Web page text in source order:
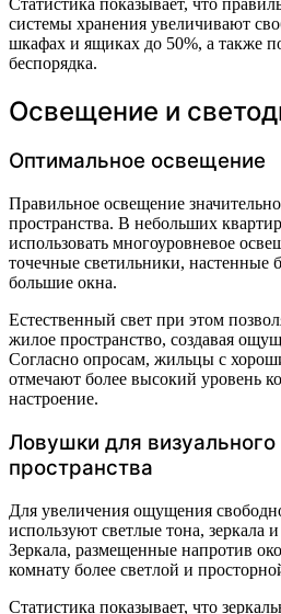
системы хранения увеличивают
шкафах и ящиках до 50%, а также
беспорядка.
Освещение и
Оптимальное освещение
Правильное освещение
пространства. В небольших
использовать многоуровневое
точечные светильники, настенные
большие окна.
Естественный свет при этом
жилое пространство, создавая
Согласно опросам, жильцы с
отмечают более высокий уровень
настроение.
Ловушки для
пространства
Для увеличения ощущения
используют светлые тона, зеркала
Зеркала, размещенные напротив
комнату более светлой и
Статистика показывает, что